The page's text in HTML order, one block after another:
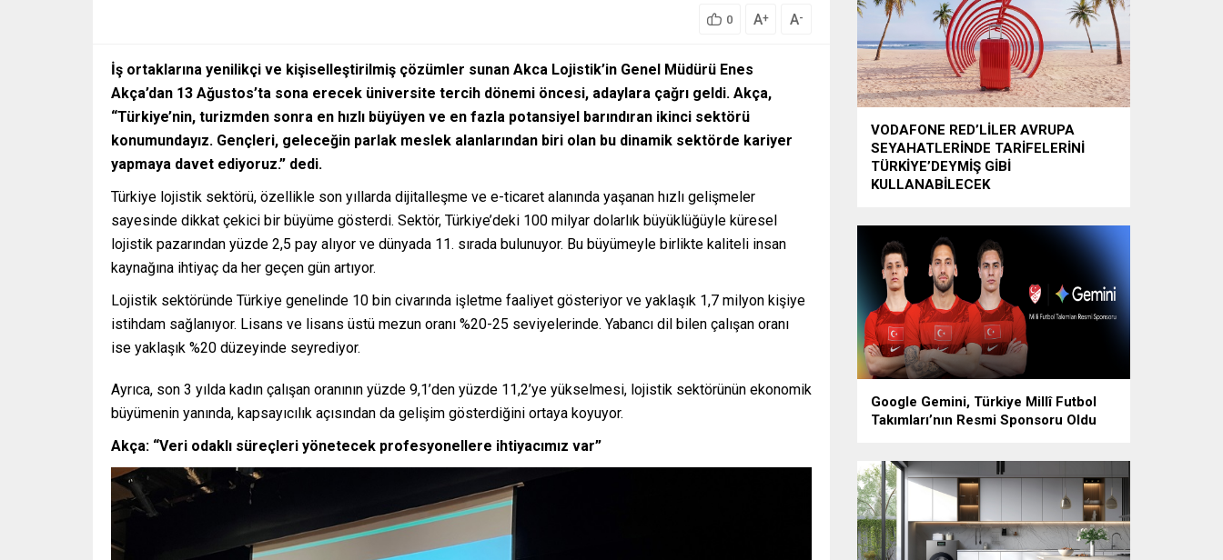
0 A+ A-
İş ortaklarına yenilikçi ve kişiselleştirilmiş çözümler sunan Akca Lojistik’in Genel Müdürü Enes
Akça’dan 13 Ağustos’ta sona erecek üniversite tercih dönemi öncesi, adaylara çağrı geldi. Akça,
“Türkiye’nin, turizmden sonra en hızlı büyüyen ve en fazla potansiyel barındıran ikinci sektörü
konumundayız. Gençleri, geleceğin parlak meslek alanlarından biri olan bu dinamik sektörde kariyer
yapmaya davet ediyoruz.” dedi.
Türkiye lojistik sektörü, özellikle son yıllarda dijitalleşme ve e-ticaret alanında yaşanan hızlı gelişmeler
sayesinde dikkat çekici bir büyüme gösterdi. Sektör, Türkiye’deki 100 milyar dolarlık büyüklüğüyle küresel
lojistik pazarından yüzde 2,5 pay alıyor ve dünyada 11. sırada bulunuyor. Bu büyümeyle birlikte kaliteli insan
kaynağına ihtiyaç da her geçen gün artıyor.
Lojistik sektöründe Türkiye genelinde 10 bin civarında işletme faaliyet gösteriyor ve yaklaşık 1,7 milyon kişiye
istihdam sağlanıyor. Lisans ve lisans üstü mezun oranı %20-25 seviyelerinde. Yabancı dil bilen çalışan oranı
ise yaklaşık %20 düzeyinde seyrediyor.
Ayrıca, son 3 yılda kadın çalışan oranının yüzde 9,1’den yüzde 11,2’ye yükselmesi, lojistik sektörünün ekonomik
büyümenin yanında, kapsayıcılık açısından da gelişim gösterdiğini ortaya koyuyor.
Akça: “Veri odaklı süreçleri yönetecek profesyonellere ihtiyacımız var”
VODAFONE RED’LİLER AVRUPA
SEYAHATLERİNDE TARİFELERİNİ
TÜRKİYE’DEYMİŞ GİBİ
KULLANABİLECEK
Google Gemini, Türkiye Millî Futbol
Takımları’nın Resmi Sponsoru Oldu